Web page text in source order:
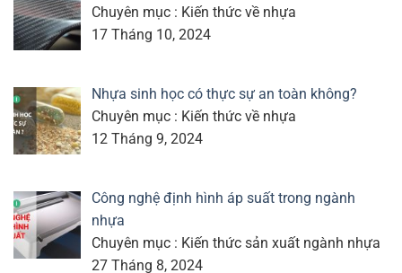
Chuyên mục : Kiến thức về nhựa
17 Tháng 10, 2024
Nhựa sinh học có thực sự an toàn không?
Chuyên mục : Kiến thức về nhựa
12 Tháng 9, 2024
Công nghệ định hình áp suất trong ngành
nhựa
Chuyên mục : Kiến thức sản xuất ngành nhựa
27 Tháng 8, 2024